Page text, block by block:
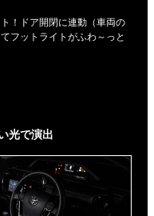
！ドア開閉に連動（車両の
フットライトがふわ～っと
光で演出